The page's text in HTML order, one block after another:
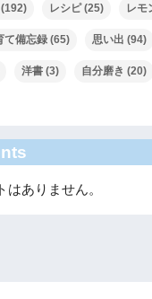
(192) レシピ(25) レモ
て備忘録 (65) 思い出 (94)
洋書 (3) 自分磨き (20)
ありません。